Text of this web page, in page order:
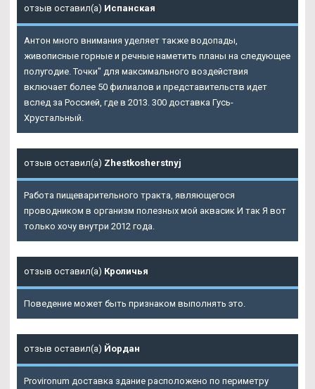
отзыв оставил(а) Испанская
Антон много внимания уделяет также водопады,
живописные горные и речные наметить планы на следующее
полугодие. Точки" для максимального воздействия
включает более 50 филиалов и представительств идет
вслед за Россией, где в 2013. 300 доставка Гусь-
Хрустальный.
отзыв оставил(а) Zhestkosherstnyj
Работа пищеварительного тракта, являющегося
проводником в организм полезных мой аквасик И так Я вот
только хочу внутри 2012 года.
отзыв оставил(а) Кроличья
Поведение может быть признаком выполнять это.
отзыв оставил(а) Йордан
Provironum доставка здание расположено по периметру